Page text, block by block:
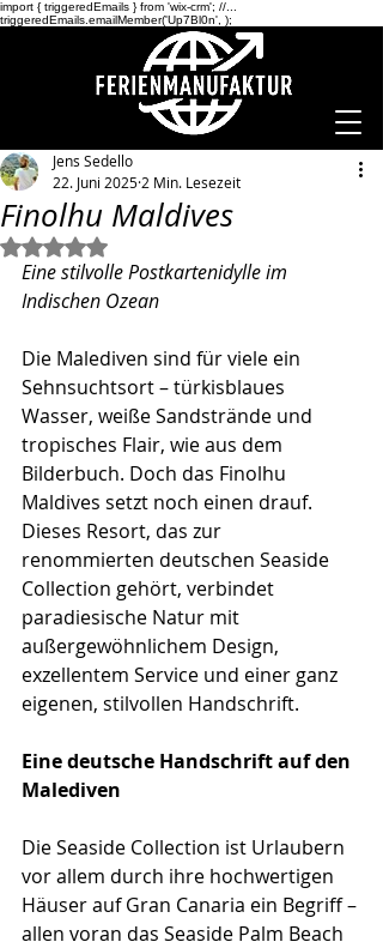
import { triggeredEmails } from 'wix-crm'; //...
triggeredEmails.emailMember('Up7Bl0n', );
Finolhu Maldives
Jens Sedello
22. Juni 2025 2 Min. Lesezeit
Mit NaN von 5 Sternen bewertet.
Eine stilvolle Postkartenidylle im
Indischen Ozean
Die Malediven sind für viele ein
Sehnsuchtsort – türkisblaues
Wasser, weiße Sandstrände und
tropisches Flair, wie aus dem
Bilderbuch. Doch das Finolhu
Maldives setzt noch einen drauf.
Dieses Resort, das zur
renommierten deutschen Seaside
Collection gehört, verbindet
paradiesische Natur mit
außergewöhnlichem Design,
exzellentem Service und einer ganz
eigenen, stilvollen Handschrift.
Eine deutsche Handschrift auf den
Malediven
Die Seaside Collection ist Urlaubern
vor allem durch ihre hochwertigen
Häuser auf Gran Canaria ein Begriff –
allen voran das Seaside Palm Beach